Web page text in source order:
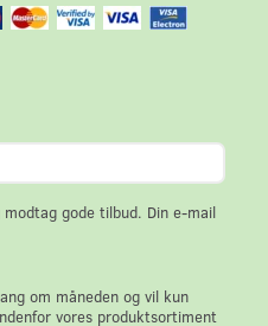
gode tilbud. Din e-mail
om måneden og vil kun
vores produktsortiment